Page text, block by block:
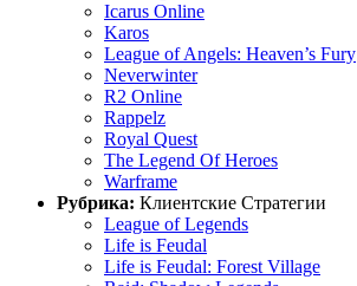
Icarus Online
Karos
League of Angels: Heaven’s Fury
Neverwinter
R2 Online
Rappelz
Royal Quest
The Legend Of Heroes
Warframe
Рубрика: Клиентские Стратегии
League of Legends
Life is Feudal
Life is Feudal: Forest Village